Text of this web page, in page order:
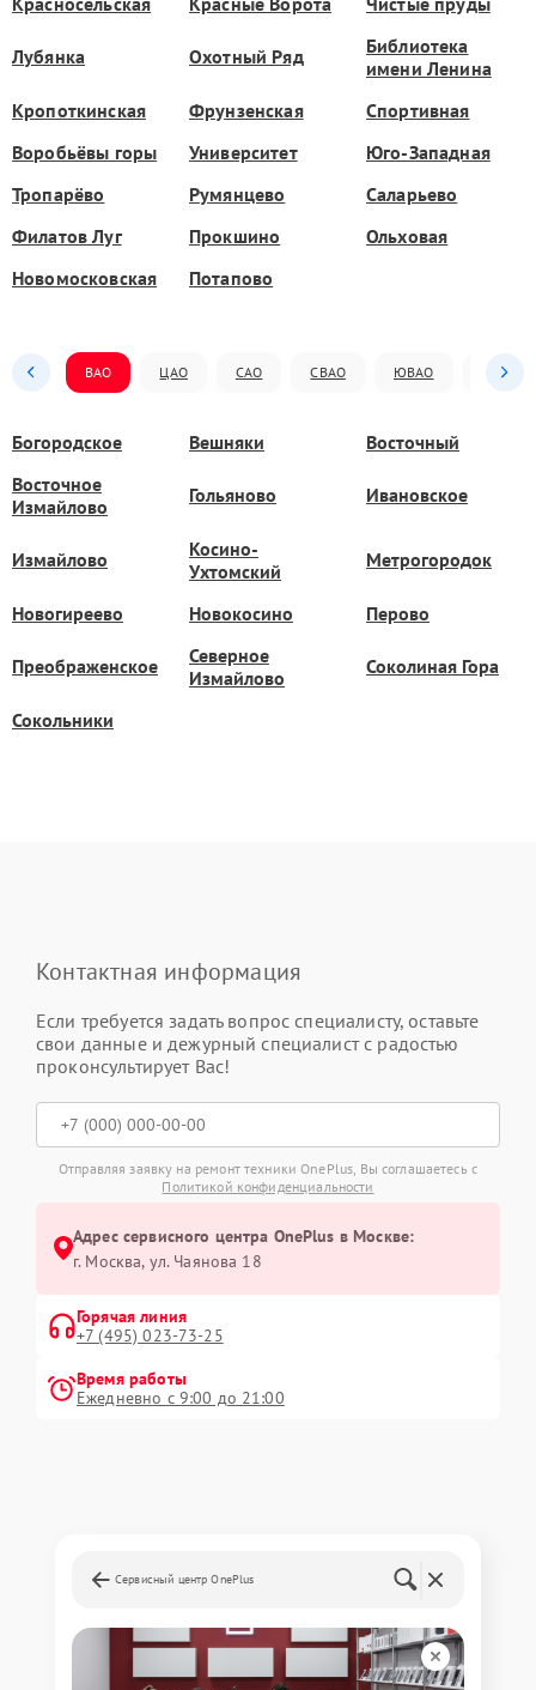
Лубянка Охотный Ряд
Библиотека
имени Ленина
Кропоткинская
Фрунзенская
Спортивная
Воробьёвы горы
Университет
Юго-Западная
Тропарёво
Румянцево
Саларьево
Филатов Луг
Прокшино
Ольховая
Новомосковская
Потапово
ВАО ЦАО САО СВАО ЮВАО ЮАО
Богородское Вешняки
Восточный
Восточное
Измайлово
Гольяново Ивановское
Измайлово
Косино-
Ухтомский
Метрогородок
Новогиреево Новокосино Перово
Преображенское
Северное
Измайлово
Соколиная Гора
Сокольники
Контактная информация
Если требуется задать вопрос специалисту, оставьте
свои данные и дежурный специалист с радостью
проконсультирует Вас!
Отправляя заявку на ремонт техники OnePlus, Вы соглашаетесь с
Политикой конфиденциальности
Адрес сервисного центра OnePlus в Москве:
г. Москва, ул. Чаянова 18
Горячая линия
+7 (495) 023-73-25
Время работы
Ежедневно с 9:00 до 21:00
Сервисный центр OnePlus